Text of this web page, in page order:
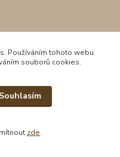
práva vyhrazena
Používáním tohoto webu
souborů cookies.
Souhlasím
zde.